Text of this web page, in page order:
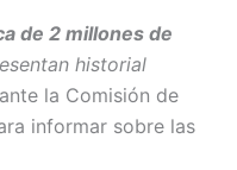
de 2 millones de
historial
la Comisión de
informar sobre las